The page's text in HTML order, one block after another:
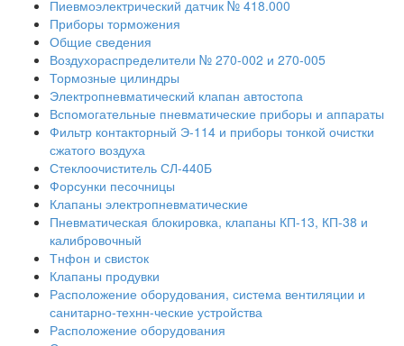
Пиевмоэлектрический датчик № 418.000
Приборы торможения
Общие сведения
Воздухораспределители № 270-002 и 270-005
Тормозные цилиндры
Электропневматический клапан автостопа
Вспомогательные пневматические приборы и аппараты
Фильтр контакторный Э-114 и приборы тонкой очистки
сжатого воздуха
Стеклоочиститель СЛ-440Б
Форсунки песочницы
Клапаны электропневматические
Пневматическая блокировка, клапаны КП-13, КП-38 и
калибровочный
Тнфон и свисток
Клапаны продувки
Расположение оборудования, система вентиляции и
санитарно-технн-ческие устройства
Расположение оборудования